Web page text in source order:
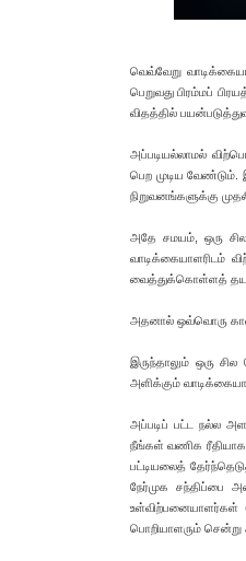
வெவ்வேறு
பெறுவது பிரம்மப்
விதத்தில்
அப்படியல்லாமல்
பெற முடிய வேண்டும்.
நிறுவனங்களுக்கு
அதே சமயம், ஒரு சில
வாடிக்கையாளரிடம்
வைத்துக்கொள்ளத்
அதனால் ஒவ்வொரு கால்
இருந்தாலும் ஒரு
அளிக்கும்
அப்படிப் பட்ட நல்ல
நீங்கள் வணிக
பட்டியலைத்
நேர்முக சந்திப்பை
உள்விற்பனையாளர்கள்
பொறியாளரும்